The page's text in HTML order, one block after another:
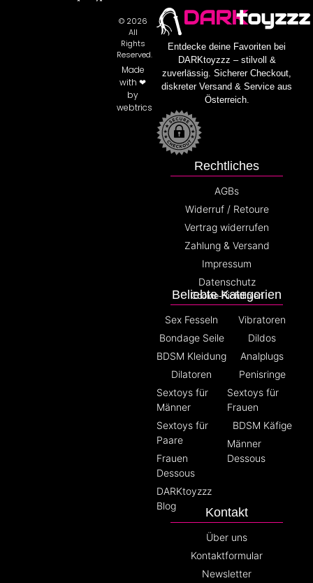
DARKtoyzzz
Entdecke deine Favoriten bei
DARKtoyzzz – stilvoll &
zuverlässig. Sicherer Checkout,
diskreter Versand & Service aus
Österreich.
Beliebte Kategorien
Sex Fesseln
Bondage Seile
BDSM Kleidung
Dilatoren
Sextoys für
Männer
Sextoys für
Paare
Frauen
Dessous
DARKtoyzzz
Blog
Vibratoren
Dildos
Analplugs
Penisringe
Sextoys für
Frauen
BDSM Käfige
Männer
Dessous
Rechtliches
AGBs
Widerruf / Retoure
Vertrag widerrufen
Zahlung & Versand
Impressum
Datenschutz
Cookie-Richtlinien
Kontakt
Über uns
Kontaktformular
Newsletter
© 2026
All
Rights
Reserved.
Made
with ❤
by
webtrics